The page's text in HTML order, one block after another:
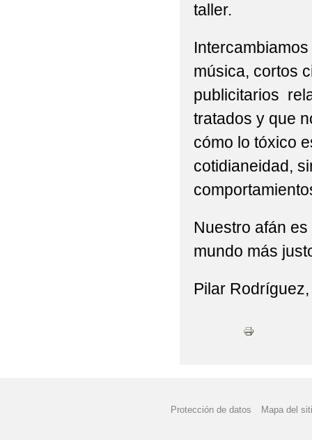
taller.
música, cortos
publicitarios
tratados y que
cómo lo tóxico
cotidianeidad,
Nuestro afán
mundo más
Pilar
Protección de datos Mapa del